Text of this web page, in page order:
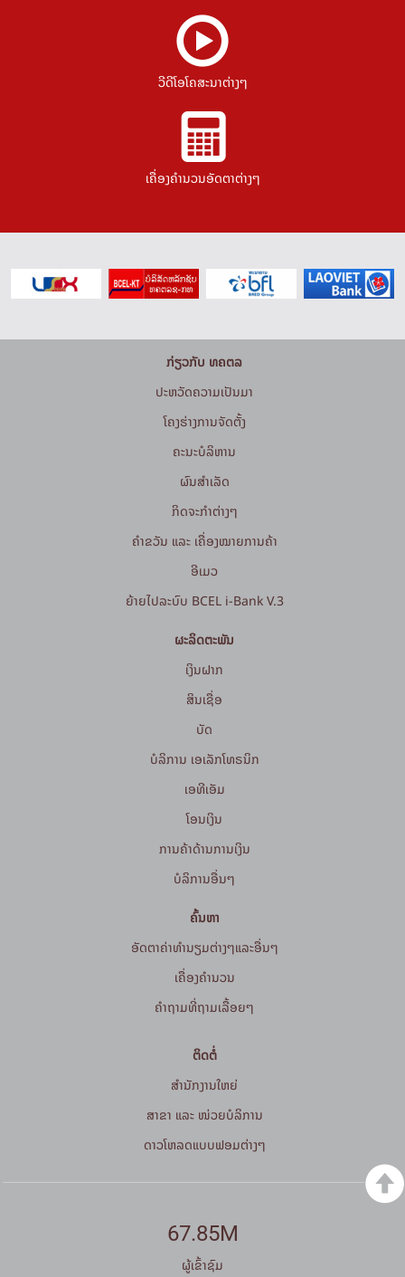
ວີດີໂອໂຄສະນາຕ່າງໆ
ເຄື່ອງຄຳນວນອັດຕາຕ່າງໆ
ກ່ຽວກັບ ທຄຕລ
ປະຫວັດຄວາມເປັນມາ
ໂຄງຮ່າງການຈັດຕັ້ງ
ຄະນະບໍລິຫານ
ຜົນສຳເລັດ
ກິດຈະກໍາຕ່າງໆ
ຄຳຂວັນ ແລະ ເຄື່ອງໝາຍການຄ້າ
ອີເມວ
ຍ້າຍໄປລະບົບ BCEL i-Bank V.3
ຜະລິດຕະພັນ
ເງິນຝາກ
ສິນເຊື່ອ
ບັດ
ບໍລິການ ເອເລັກໂທຣນິກ
ເອທີເອັມ
ໂອນເງິນ
ການຄ້າດ້ານການເງິນ
ບໍລິການອື່ນໆ
ຄົ້ນຫາ
ອັດຕາຄ່າທຳນຽມຕ່າງໆແລະອື່ນໆ
ເຄື່ອງຄຳນວນ
ຄໍາຖາມທີ່ຖາມເລື້ອຍໆ
ຕິດຕໍ່
ສໍານັກງານໃຫຍ່
ສາຂາ ແລະ ໜ່ວຍບໍລິການ
ດາວໂຫລດແບບຟອມຕ່າງໆ
67.85M
ຜູ້ເຂົ້າຊົມ